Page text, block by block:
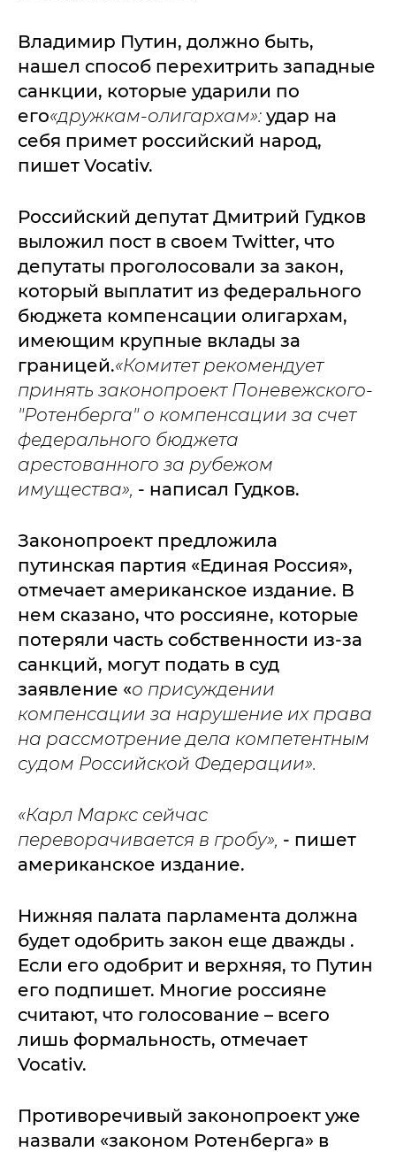
Владимир Путин, должно быть,
нашел способ перехитрить западные
санкции, которые ударили по
его«дружкам-олигархам»: удар на
себя примет российский народ,
пишет Vocativ.
Российский депутат Дмитрий Гудков
выложил пост в своем Twitter, что
депутаты проголосовали за закон,
который выплатит из федерального
бюджета компенсации олигархам,
имеющим крупные вклады за
границей.«Комитет рекомендует
принять законопроект Поневежского-
"Ротенберга" о компенсации за счет
федерального бюджета
арестованного за рубежом
имущества», - написал Гудков.
Законопроект предложила
путинская партия «Единая Россия»,
отмечает американское издание. В
нем сказано, что россияне, которые
потеряли часть собственности из-за
санкций, могут подать в суд
заявление «о присуждении
компенсации за нарушение их права
на рассмотрение дела компетентным
судом Российской Федерации».
«Карл Маркс сейчас
переворачивается в гробу», - пишет
американское издание.
Нижняя палата парламента должна
будет одобрить закон еще дважды .
Если его одобрит и верхняя, то Путин
его подпишет. Многие россияне
считают, что голосование – всего
лишь формальность, отмечает
Vocativ.
Противоречивый законопроект уже
назвали «законом Ротенберга» в